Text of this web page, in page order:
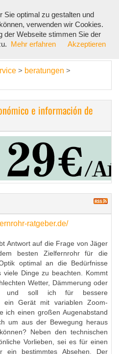
> beratungen >
e información de
ratgeber.de/
Antwort auf die Frage von Jäger
besten Zielfernrohr für die
optimal an die Bedürfnisse
Dinge zu beachten. Kommt
Wetter, Dämmerung oder
und soll ich für bessere
ein Gerät mit variablen Zoom-
ich einen großen Augenabstand
um aus der Bewegung heraus
Neben den technischen
Vorlieben, sei es für einen
ein bestimmtes Absehen. Der
Sie optimal zu gestalten und
verwenden wir Cookies.
der Webseite stimmen Sie der
Mehr erfahren Akzeptieren